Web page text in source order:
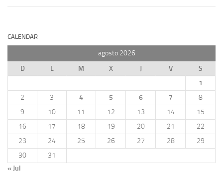
CALENDAR
agosto 2026
D
L M X J V
S
1
2
3 4 5 6 7
8
9
10 11 12 13 14
15
16
17 18 19 20 21
22
23
24 25 26 27 28
29
30
31
« Jul